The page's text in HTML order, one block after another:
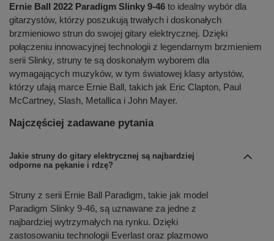
Ernie Ball 2022 Paradigm Slinky 9-46 to idealny wybór dla
gitarzystów, którzy poszukują trwałych i doskonałych
brzmieniowo strun do swojej gitary elektrycznej. Dzięki
połączeniu innowacyjnej technologii z legendarnym brzmieniem
serii Slinky, struny te są doskonałym wyborem dla
wymagających muzyków, w tym światowej klasy artystów,
którzy ufają marce Ernie Ball, takich jak Eric Clapton, Paul
McCartney, Slash, Metallica i John Mayer.
Najczęściej zadawane pytania
Jakie struny do gitary elektrycznej są najbardziej
odporne na pękanie i rdzę?
Struny z serii Ernie Ball Paradigm, takie jak model
Paradigm Slinky 9-46, są uznawane za jedne z
najbardziej wytrzymałych na rynku. Dzięki
zastosowaniu technologii Everlast oraz plazmowo